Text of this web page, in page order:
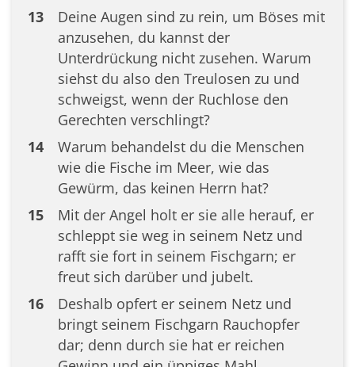
13
Deine Augen sind zu rein, um Böses mit
anzusehen, du kannst der
Unterdrückung nicht zusehen. Warum
siehst du also den Treulosen zu und
schweigst, wenn der Ruchlose den
Gerechten verschlingt?
14
Warum behandelst du die Menschen
wie die Fische im Meer, wie das
Gewürm, das keinen Herrn hat?
15
Mit der Angel holt er sie alle herauf, er
schleppt sie weg in seinem Netz und
rafft sie fort in seinem Fischgarn; er
freut sich darüber und jubelt.
16
Deshalb opfert er seinem Netz und
bringt seinem Fischgarn Rauchopfer
dar; denn durch sie hat er reichen